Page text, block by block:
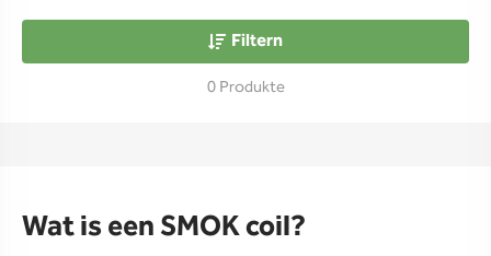
Filtern
0 Produkte
Wat is een SMOK coil?